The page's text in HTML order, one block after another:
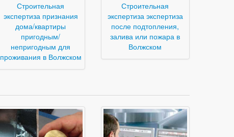
Строительная
экспертиза признания
дома/квартиры
пригодным/
непригодным для
проживания в Волжском
Строительная
экспертиза экспертиза
после подтопления,
залива или пожара в
Волжском